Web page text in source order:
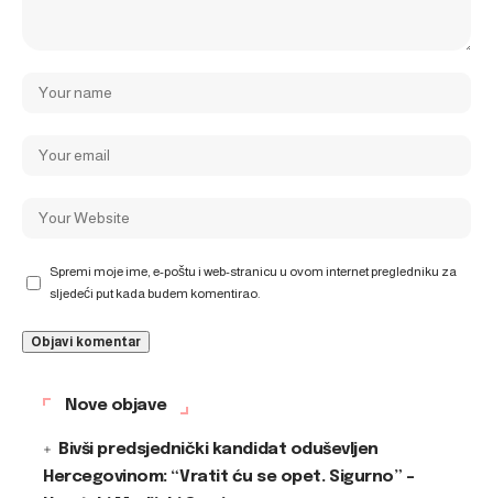
Spremi moje ime, e-poštu i web-stranicu u ovom internet pregledniku za
sljedeći put kada budem komentirao.
Nove objave
Bivši predsjednički kandidat oduševljen
Hercegovinom: “Vratit ću se opet. Sigurno” –